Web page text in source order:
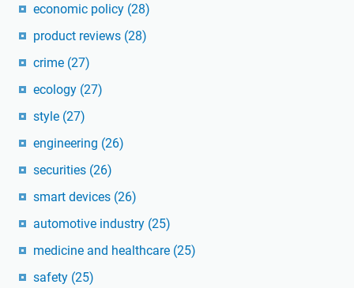
economic policy (28)
product reviews (28)
crime (27)
ecology (27)
style (27)
engineering (26)
securities (26)
smart devices (26)
automotive industry (25)
medicine and healthcare (25)
safety (25)